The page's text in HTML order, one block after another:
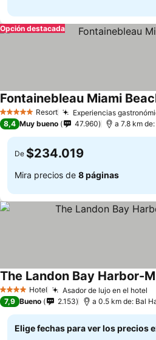
Opción destacada
5 Estrellas Resort Experiencias
Fontainebleau Miami
8,4 Muy bueno 47.960 a 7.8 km
De $234.019
Mira precios de 8 páginas
4 EstrellasHotel Asador de lujo en el hotel
The Landon Bay Harbor-
7,9 Bueno 2.153 a 0.5 km de: Bal
Elige fechas para ver los precios